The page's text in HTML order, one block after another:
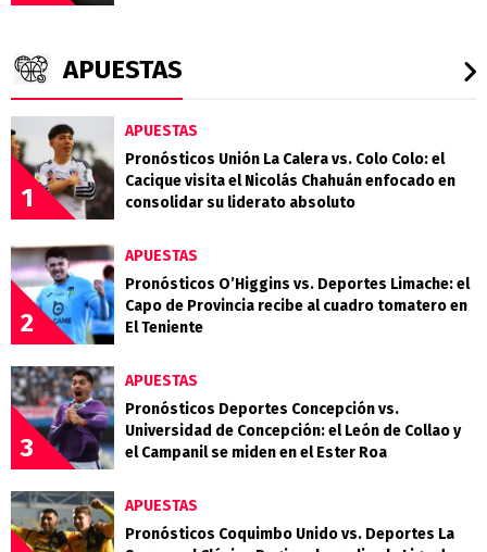
APUESTAS
1
APUESTAS
Pronósticos Unión La Calera vs. Colo Colo: el
Cacique visita el Nicolás Chahuán enfocado en
consolidar su liderato absoluto
2
APUESTAS
Pronósticos O’Higgins vs. Deportes Limache: el
Capo de Provincia recibe al cuadro tomatero en
El Teniente
3
APUESTAS
Pronósticos Deportes Concepción vs.
Universidad de Concepción: el León de Collao y
el Campanil se miden en el Ester Roa
APUESTAS
Pronósticos Coquimbo Unido vs. Deportes La